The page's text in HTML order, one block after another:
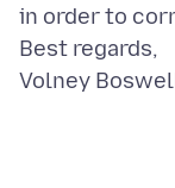
in order to
Best regards,